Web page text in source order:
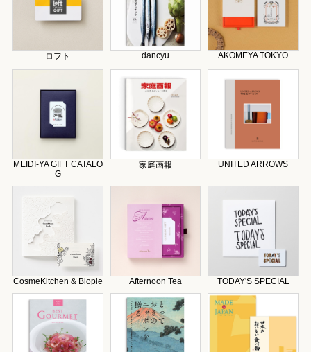
ロフト dancyu AKOMEYA TOKYO
MEIDI-YA GIFT CATALO
G
家庭画報 UNITED ARROWS
CosmeKitchen & Biople Afternoon Tea TODAY'S SPECIAL